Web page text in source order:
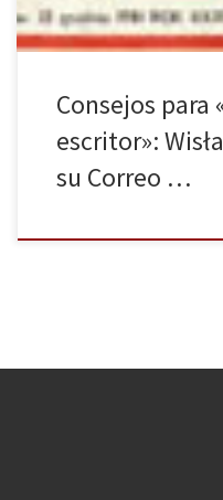
Consejos para
escritor»:
su Correo …